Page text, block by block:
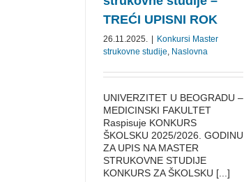
TREĆI UPISNI ROK
26.11.2025.
Konkursi Master
strukovne studije, Naslovna
UNIVERZITET U BEOGRADU –
MEDICINSKI FAKULTET
Raspisuje KONKURS
ŠKOLSKU 2025/⁠2026. GODINU
ZA UPIS NA MASTER
STRUKOVNE STUDIJE
KONKURS ZA ŠKOLSKU [...]